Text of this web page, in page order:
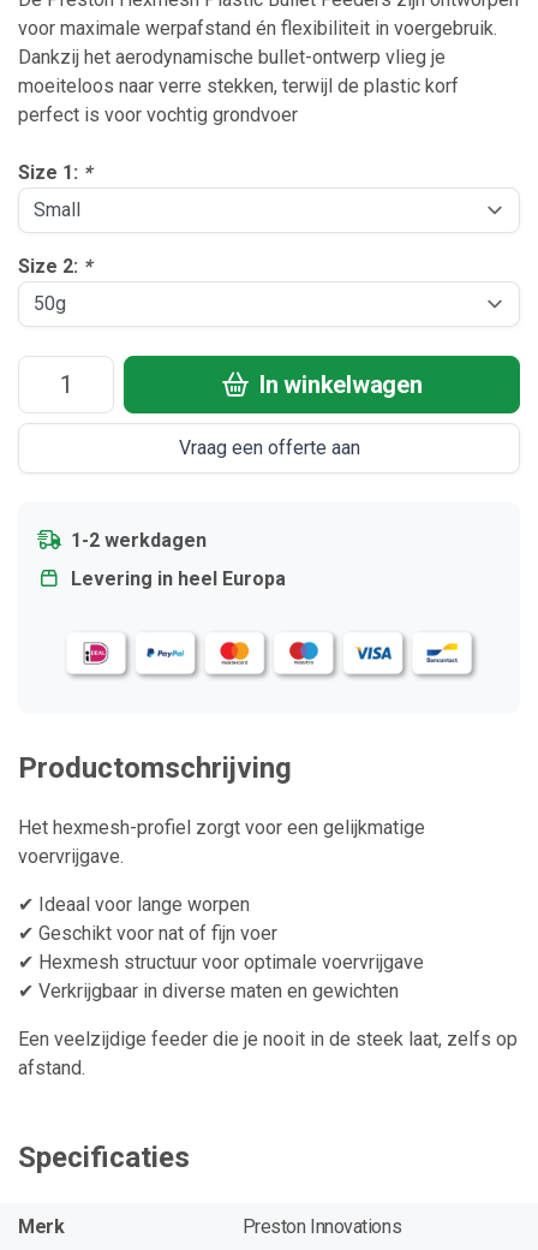
voor maximale werpafstand én flexibiliteit in voergebruik.
Dankzij het aerodynamische bullet-ontwerp vlieg je
moeiteloos naar verre stekken, terwijl de plastic korf
perfect is voor vochtig grondvoer
Size 1: *
Size 2: *
In winkelwagen
Vraag een offerte aan
1-2 werkdagen
Levering in heel Europa
Productomschrijving
Het hexmesh-profiel zorgt voor een gelijkmatige
voervrijgave.
✔ Ideaal voor lange worpen
✔ Geschikt voor nat of fijn voer
✔ Hexmesh structuur voor optimale voervrijgave
✔ Verkrijgbaar in diverse maten en gewichten
Een veelzijdige feeder die je nooit in de steek laat, zelfs op
afstand.
Specificaties
Merk Preston Innovations